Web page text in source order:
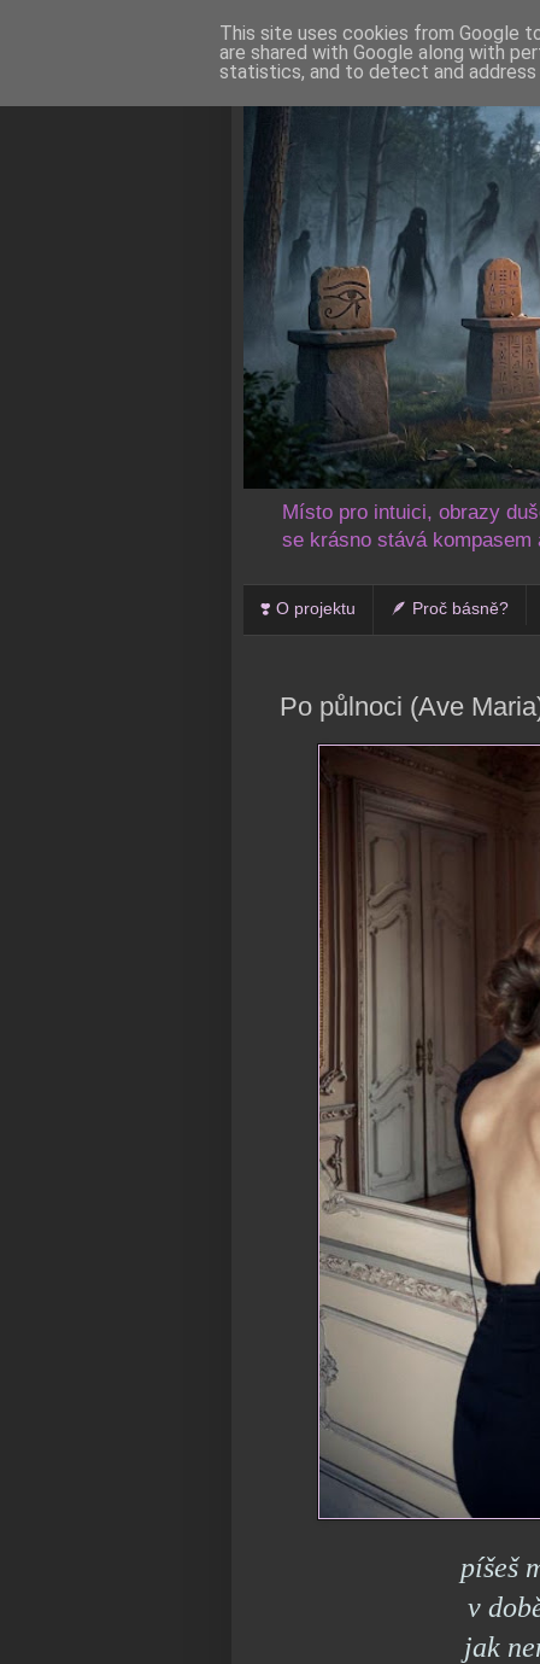
Místo pro intuici, obrazy
se krásno stává
❣️ O projektu 🪶 Proč básně?
Po půlnoci (Ave
píšeš
v
jak
This site uses cookies from Google
are shared with Google along with
statistics, and to detect and address